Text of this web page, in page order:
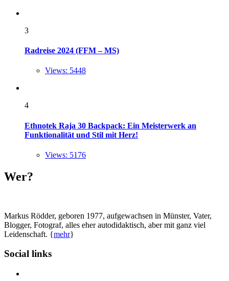
3
Radreise 2024 (FFM – MS)
Views: 5448
4
Ethnotek Raja 30 Backpack: Ein Meisterwerk an
Funktionalität und Stil mit Herz!
Views: 5176
Wer?
Markus Rödder, geboren 1977, aufgewachsen in Münster, Vater,
Blogger, Fotograf, alles eher autodidaktisch, aber mit ganz viel
Leidenschaft. {mehr}
Social links